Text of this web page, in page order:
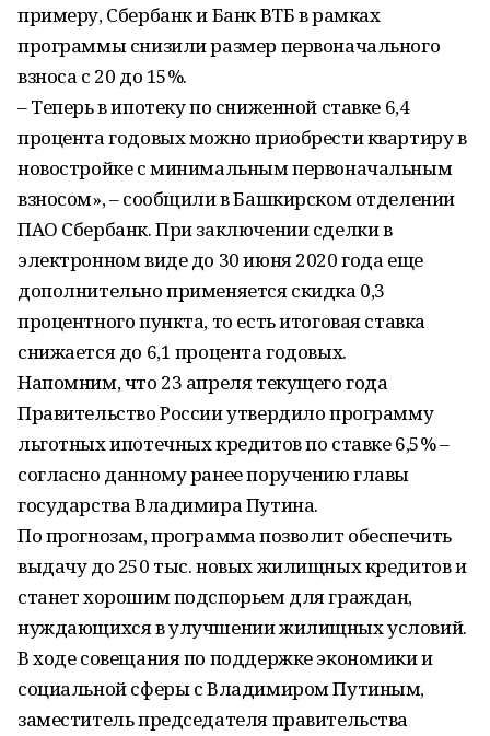
примеру, Сбербанк и Банк ВТБ в рамках
программы снизили размер первоначального
взноса с 20 до 15%.
– Теперь в ипотеку по сниженной ставке 6,4
процента годовых можно приобрести квартиру в
новостройке с минимальным первоначальным
взносом», – сообщили в Башкирском отделении
ПАО Сбербанк. При заключении сделки в
электронном виде до 30 июня 2020 года еще
дополнительно применяется скидка 0,3
процентного пункта, то есть итоговая ставка
снижается до 6,1 процента годовых.
Напомним, что 23 апреля текущего года
Правительство России утвердило программу
льготных ипотечных кредитов по ставке 6,5% –
согласно данному ранее поручению главы
государства Владимира Путина.
По прогнозам, программа позволит обеспечить
выдачу до 250 тыс. новых жилищных кредитов и
станет хорошим подспорьем для граждан,
нуждающихся в улучшении жилищных условий.
В ходе совещания по поддержке экономики и
социальной сферы с Владимиром Путиным,
заместитель председателя правительства